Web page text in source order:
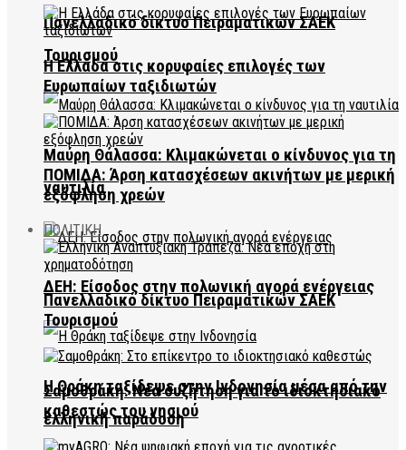
Πανελλαδικό δίκτυο Πειραματικών ΣΑΕΚ
Τουρισμού
Μαύρη Θάλασσα: Κλιμακώνεται ο κίνδυνος για τη
ναυτιλία
ΔΕΗ: Είσοδος στην πολωνική αγορά ενέργειας
Η Θράκη ταξίδεψε στην Ινδονησία μέσα από την
ελληνική παράδοση
Η Ελλάδα στις κορυφαίες επιλογές των
Ευρωπαίων ταξιδιωτών
ΠΟΜΙΔΑ: Άρση κατασχέσεων ακινήτων με μερική
εξόφληση χρεών
ΠΟΛΙΤΙΚΗ
Πανελλαδικό δίκτυο Πειραματικών ΣΑΕΚ
Τουρισμού
Σαμοθράκη: Νέα συζήτηση για το ιδιοκτησιακό
καθεστώς του νησιού